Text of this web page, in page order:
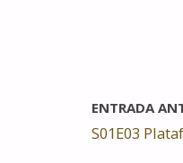
ENTRADA
S01E03